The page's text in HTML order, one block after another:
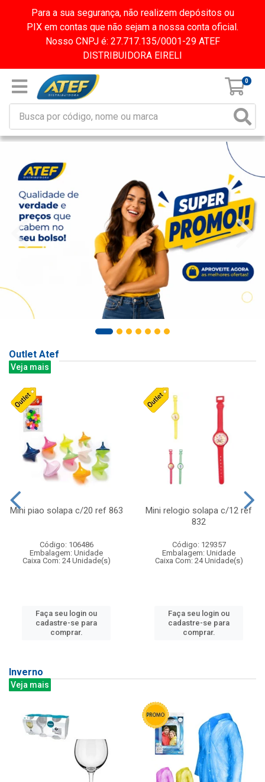
Para a sua segurança, não realizem depósitos ou
PIX em contas que não sejam a nossa conta oficial.
Nosso CNPJ é: 27.717.135/0001-29 ATEF
DISTRIBUIDORA EIRELI
0
Outlet Atef
Veja mais
Mini piao solapa c/20 ref 863
Código: 106486
Embalagem: Unidade
Caixa Com: 24 Unidade(s)
Faça seu login ou
cadastre-se para
comprar.
Mini relogio solapa c/12 ref
832
Código: 129357
Embalagem: Unidade
Caixa Com: 24 Unidade(s)
Faça seu login ou
cadastre-se para
comprar.
Inverno
Veja mais